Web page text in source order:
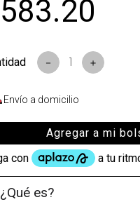
583.20
＋
－
Envío a domicilio
Agregar a mi
¿Qué es?